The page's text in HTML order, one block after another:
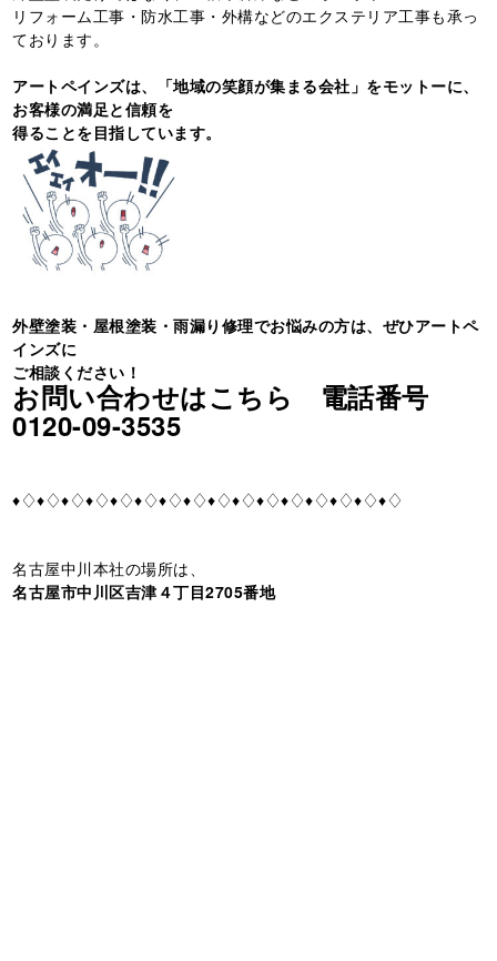
リフォーム工事・防水工事・外構などのエクステリア工事も承っ
ております。
アートペインズは、「地域の笑顔が集まる会社」をモットーに、
お客様の満足と信頼を
得ることを目指しています。
外壁塗装・屋根塗装・雨漏り修理でお悩みの方は、ぜひアートペ
インズに
ご相談ください！
お問い合わせはこちら 電話番号
0120-09-3535
♦♢♦♢♦♢♦♢♦♢♦♢♦♢♦♢♦♢♦♢♦♢♦♢♦♢♦♢♦♢♦♢
名古屋中川本社の場所は、
名古屋市中川区吉津４丁目2705番地